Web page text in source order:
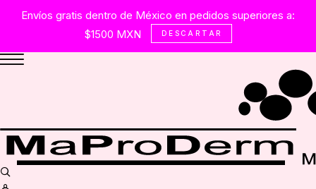
Envíos gratis dentro de México en pedidos superiores a:
$1500 MXN
DESCARTAR